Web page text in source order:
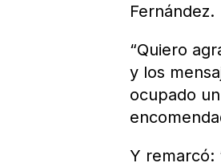
Fernández.
“Quiero
y los
ocupado
Y remarcó: